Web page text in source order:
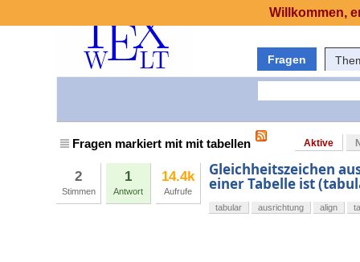
Fragen
Fragen markiert mit mit tabellen Aktive
2
Stimmen
1
Antwort
14.4k
Aufrufe
Gleichheitszeichen
einer Tabelle ist
tabular ausrichtung align
Willkommen,